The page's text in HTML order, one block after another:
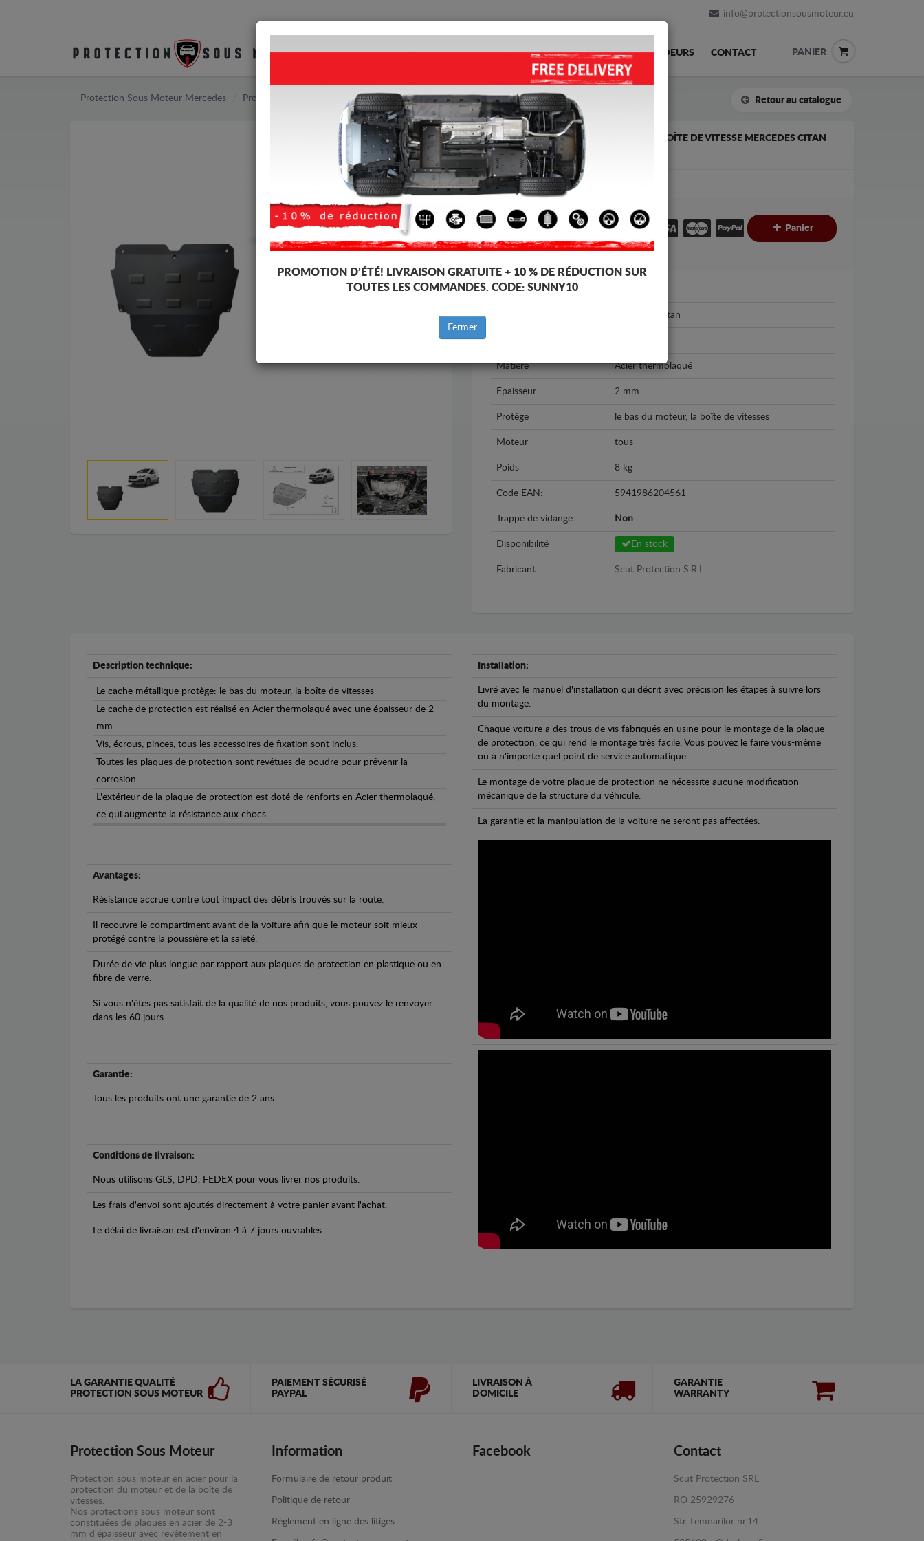
info@protectionsousmoteur.eu
PROTECTION ACCUEIL LIVRAISON AVIS REVENDEURS CONTACT PANIER
Protection Sous Moteur Mercedes Protection Sous Moteur Mercedes Citan Retour au catalogue
PROTECTION SOUS MOTEUR ET DE LA BOÎTE DE VITESSE MERCEDES CITAN
W420 (2021-2026)
Code d'article: 19.137
203 €
182€
TTC
Panier
Marque
Mercedes Citan
Matière Acier thermolaqué
Epaisseur 2 mm
Protège le bas du moteur, la boîte de vitesses
Moteur tous
Poids 8 kg
Code EAN: 5941986204561
Trappe de vidange Non
Disponibilité En stock
Fabricant Scut Protection S.R.L
Description technique:
Le cache métallique protège: le bas du moteur, la boîte de vitesses
Le cache de protection est réalisé en Acier thermolaqué avec une épaisseur de 2
mm.
Vis, écrous, pinces, tous les accessoires de fixation sont inclus.
Toutes les plaques de protection sont revêtues de poudre pour prévenir la
corrosion.
L'extérieur de la plaque de protection est doté de renforts en Acier thermolaqué,
ce qui augmente la résistance aux chocs.
Avantages:
Résistance accrue contre tout impact des débris trouvés sur la route.
Il recouvre le compartiment avant de la voiture afin que le moteur soit mieux
protégé contre la poussière et la saleté.
Durée de vie plus longue par rapport aux plaques de protection en plastique ou en
fibre de verre.
Si vous n'êtes pas satisfait de la qualité de nos produits, vous pouvez le renvoyer
dans les 60 jours.
Garantie:
Tous les produits ont une garantie de 2 ans.
Conditions de livraison:
Nous utilisons GLS, DPD, FEDEX pour vous livrer nos produits.
Les frais d'envoi sont ajoutés directement à votre panier avant l'achat.
Le délai de livraison est d'environ 4 à 7 jours ouvrables
Installation:
Livré avec le manuel d'installation qui décrit avec précision les étapes à suivre lors
du montage.
Chaque voiture a des trous de vis fabriqués en usine pour le montage de la plaque
de protection, ce qui rend le montage très facile. Vous pouvez le faire vous-même
ou à n'importe quel point de service automatique.
Le montage de votre plaque de protection ne nécessite aucune modification
mécanique de la structure du véhicule.
La garantie et la manipulation de la voiture ne seront pas affectées.
LA GARANTIE QUALITÉ
PROTECTION SOUS MOTEUR
PAIEMENT SÉCURISÉ
PAYPAL
LIVRAISON À
DOMICILE
GARANTIE
WARRANTY
Protection Sous Moteur
Protection sous moteur en acier pour la
protection du moteur et de la boîte de
vitesses.
Nos protections sous moteur sont
constituées de plaques en acier de 2-3
mm d'épaisseur avec revêtement en
Information
Formulaire de retour produit
Politique de retour
Règlement en ligne des litiges
Facebook Contact
Scut Protection SRL
RO 25929276
Str. Lemnarilor nr.14.
PROMOTION D’ÉTÉ! LIVRAISON GRATUITE + 10 % DE RÉDUCTION SUR
TOUTES LES COMMANDES. CODE: SUNNY10
Fermer